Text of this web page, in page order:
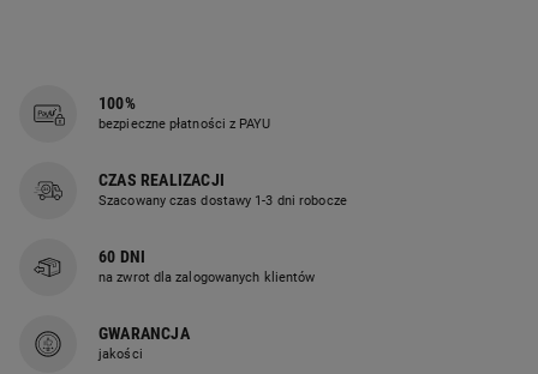
100%
bezpieczne płatności z PAYU
CZAS REALIZACJI
Szacowany czas dostawy 1-3 dni robocze
60 DNI
na zwrot dla zalogowanych klientów
GWARANCJA
jakości